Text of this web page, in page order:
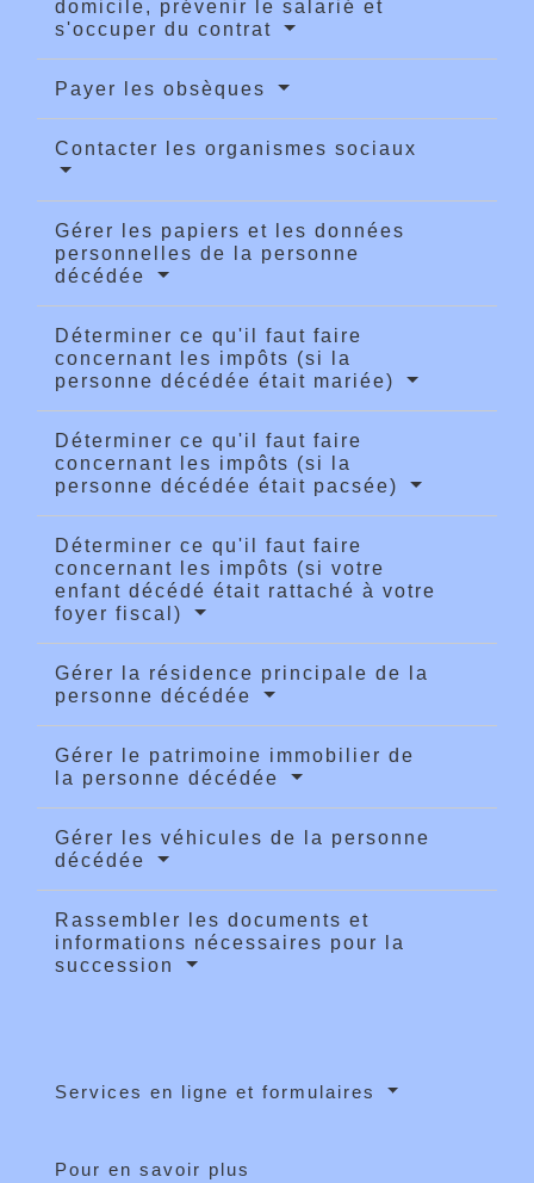
domicile, prévenir le salarié et
s'occuper du contrat
Payer les obsèques
Contacter les organismes sociaux
Gérer les papiers et les données
personnelles de la personne
décédée
Déterminer ce qu'il faut faire
concernant les impôts (si la
personne décédée était mariée)
Déterminer ce qu'il faut faire
concernant les impôts (si la
personne décédée était pacsée)
Déterminer ce qu'il faut faire
concernant les impôts (si votre
enfant décédé était rattaché à votre
foyer fiscal)
Gérer la résidence principale de la
personne décédée
Gérer le patrimoine immobilier de
la personne décédée
Gérer les véhicules de la personne
décédée
Rassembler les documents et
informations nécessaires pour la
succession
Services en ligne et formulaires
Pour en savoir plus